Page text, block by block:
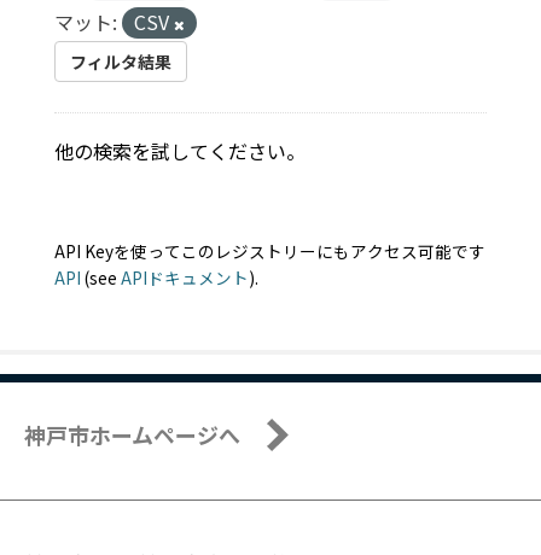
マット:
CSV
フィルタ結果
他の検索を試してください。
API Keyを使ってこのレジストリーにもアクセス可能です
API (see APIドキュメント).
神戸市ホームページへ